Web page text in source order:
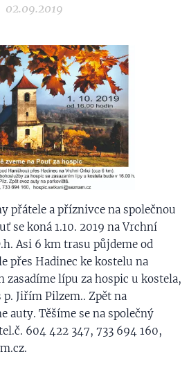
02.09.2019
přátele a příznivce na společnou
se koná 1.10. 2019 na Vrchní
Asi 6 km trasu půjdeme od
přes Hadinec ke kostelu na
zasadíme lípu za hospic u kostela,
p. Jiřím Pilzem.. Zpět na
auty. Těšíme se na společný
604 422 347, 733 694 160,